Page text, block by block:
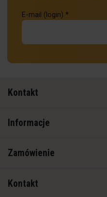
E-mail (login) *
Kontakt
Informacje
Zamówienie
Kontakt